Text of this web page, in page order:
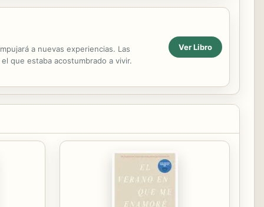
a nuevas experiencias. Las
que estaba acostumbrado a vivir.
Ver Libro